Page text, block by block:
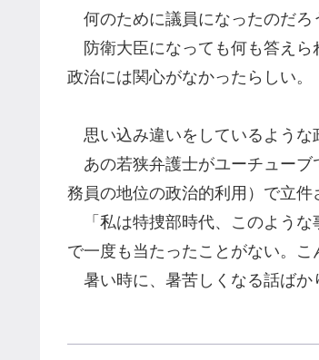
何のために議員になったのだ
防衛大臣になっても何も答えら
政治には関心がなかったらしい。
思い込み違いをしているような
あの若狭弁護士がユーチューブ
務員の地位の政治的利用 ）で立件
「私は特捜部時代、このような
で一度も当たったことがない。こ
暑い時に、 暑苦しくなる話ばか